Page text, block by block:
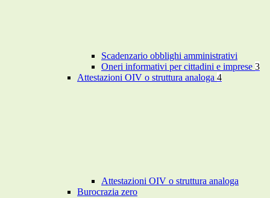
Scadenzario obblighi amministrativi
Oneri informativi per cittadini e imprese 3
Attestazioni OIV o struttura analoga 4
Attestazioni OIV o struttura analoga
Burocrazia zero